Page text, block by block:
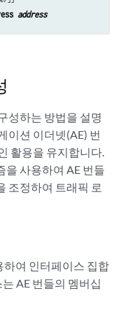
address
성하는 방법을 설명
이션 이더넷(AE) 번
활용을 유지합니다.
을 사용하여 AE 번들
조정하여 트래픽 로
하여 인터페이스 집합
AE 번들의 멤버십